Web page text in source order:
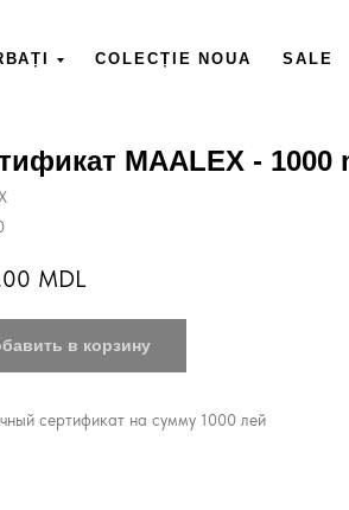
COLECȚIE NOUA SALE
MAALEX - 1000
MDL
в корзину
сертификат на сумму 1000 лей